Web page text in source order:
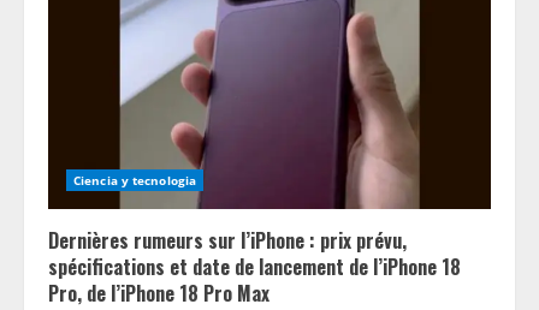
Ciencia y tecnologia
Dernières rumeurs sur l’iPhone : prix prévu,
spécifications et date de lancement de l’iPhone 18
Pro, de l’iPhone 18 Pro Max